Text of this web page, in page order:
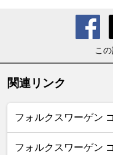
こ
関連リンク
フォルクスワーゲン
フォルクスワーゲン